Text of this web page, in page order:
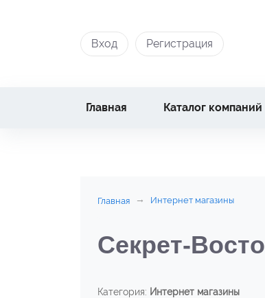
Вход Регистрация
Главная Каталог компаний
Главная Интернет магазины
Секрет-
Категория: Интернет магазины